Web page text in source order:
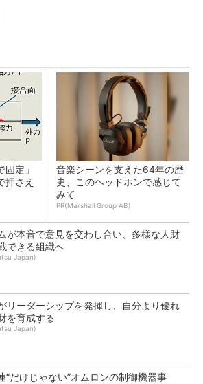
固定」
さえ
音楽シーンを支えた64年の歴
史、このヘッドホンで感じて
みて
PR(Marshall Group AB)
が本音で意見を交わし合い、多様な人財
できる組織へ
Japan)
リーダーシップを発揮し、自分より優れ
を育成する
Japan)
“だけじゃない”オムロンの制御機器事